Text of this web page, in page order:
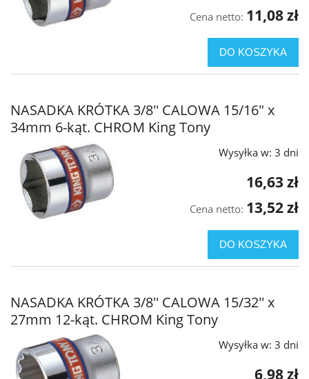
Cena netto: 11,08 zł
DO KOSZYKA
NASADKA KRÓTKA 3/8'' CALOWA 15/16" x
34mm 6-kąt. CHROM King Tony
Wysyłka w: 3 dni
16,63 zł
Cena netto: 13,52 zł
DO KOSZYKA
NASADKA KRÓTKA 3/8'' CALOWA 15/32'' x
27mm 12-kąt. CHROM King Tony
Wysyłka w: 3 dni
6,98 zł